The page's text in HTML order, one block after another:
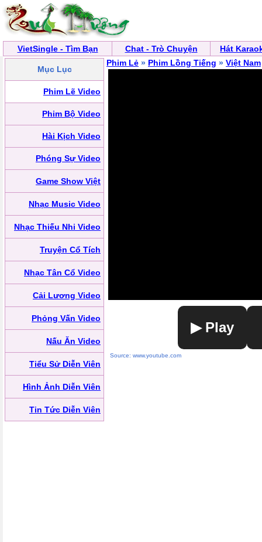
VietSingle - Tìm Bạn Chat - Trò Chuyện Hát
Mục Lục
Phim Lẽ Video
Phim Bộ Video
Hài Kịch Video
Phóng Sự Video
Game Show Việt
Nhạc Music Video
Nhạc Thiếu Nhi Video
Truyện Cổ Tích
Nhạc Tân Cổ Video
Cải Lương Video
Phỏng Vấn Video
Nấu Ăn Video
Tiểu Sử Diễn Viên
Hình Ảnh Diễn Viên
Tin Tức Diễn Viên
Phim Lẻ » Phim Lồng Tiếng » Việt Nam
▶ Play
Source: www.youtube.com